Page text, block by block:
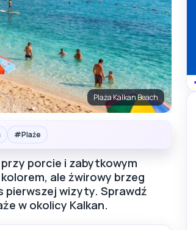
Plaża Kalkan Beach
#Plaże
porcie i zabytkowym
ale żwirowy brzeg
pierwszej wizyty. Sprawdź
w okolicy Kalkan.